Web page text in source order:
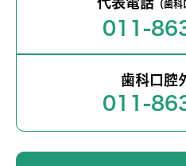
（歯
011-
歯科口腔
011-